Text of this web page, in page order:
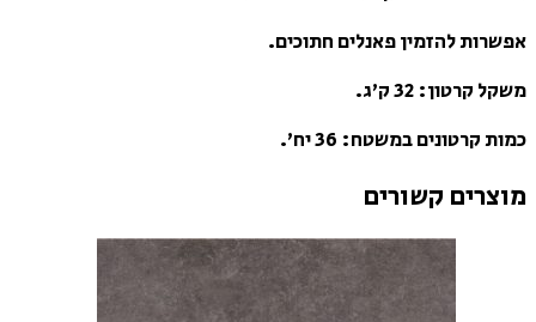
אפשרות להזמין פאנלים חתוכים.
משקל קרטון: 32 ק’ג.
כמות קרטונים במשטח: 36 יח’.
מוצרים קשורים